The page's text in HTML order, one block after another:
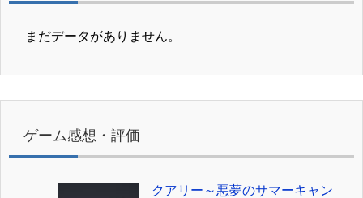
まだデータがありません。
ゲーム感想・評価
クアリー～悪夢のサマーキャン